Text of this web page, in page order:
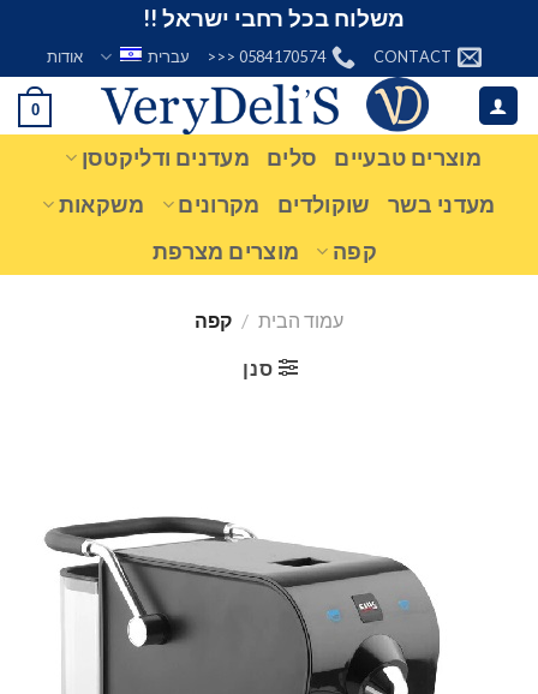
content
משלוח בכל רחבי ישראל !!
CONTACT
0584170574 <<< עברית אודות
0
מוצרים טבעיים סלים
מעדנים ודליקטסן
מעדני בשר
שוקולדים מקרונים
משקאות
קפה
מוצרים מצרפת
עמוד הבית / קפה
סנן